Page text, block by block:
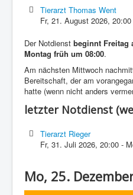
Tierarzt Thomas Went
Fr, 21. August 2026,20:00
Der Notdienst beginnt Freitag
Montag früh um 08:00.
Am nächsten Mittwoch
Bereitschaft, der am
hatte (wenn nicht anders
letzter Notdienst
Tierarzt Rieger
Fr, 31. Juli 2026,20:00 -
Mo, 25.